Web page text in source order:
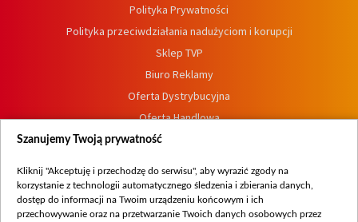
Polityka Prywatności
Polityka przeciwdziałania nadużyciom i korupcji
Sklep TVP
Biuro Reklamy
Oferta Dystrybucyjna
Oferta Handlowa
Dostępność
Procedura zgłoszeń wewnętrznych
Szanujemy Twoją prywatność
Kliknij "Akceptuję i przechodzę do serwisu", aby wyrazić zgody na
korzystanie z technologii automatycznego śledzenia i zbierania danych,
dostęp do informacji na Twoim urządzeniu końcowym i ich
przechowywanie oraz na przetwarzanie Twoich danych osobowych przez